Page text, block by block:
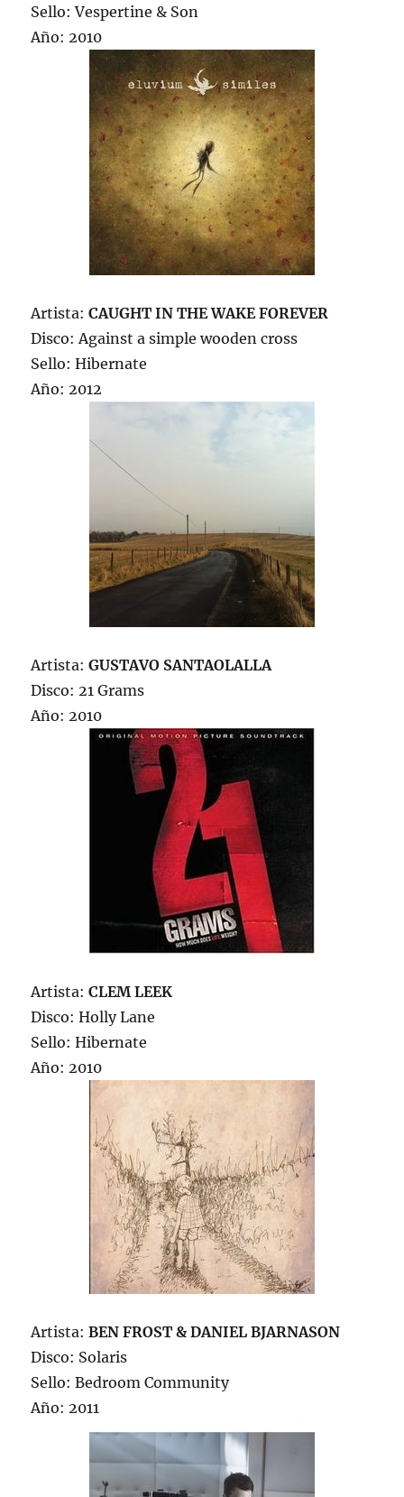
Sello: Vespertine & Son
Año: 2010
Artista:CAUGHT IN THE WAKE FOREVER
Disco: Against a simple wooden cross
Sello: Hibernate
Año: 2012
Artista:GUSTAVO SANTAOLALLA
Disco: 21 Grams
Año: 2010
Artista:CLEM LEEK
Disco: Holly Lane
Sello: Hibernate
Año: 2010
Artista:BEN FROST & DANI­EL BJARNASON
Disco: Solaris
Sello: Bedroom Community
Año: 2011